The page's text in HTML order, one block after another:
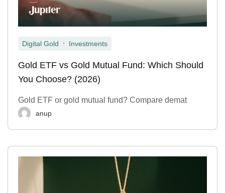
Digital Gold Investments
Gold ETF vs Gold Mutual Fund: Which Should
You Choose? (2026)
Gold ETF or gold mutual fund? Compare demat
anup